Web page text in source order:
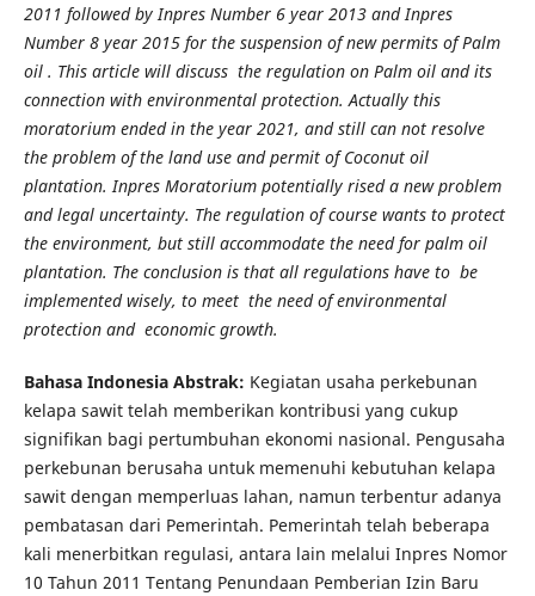
2011 followed by Inpres Number 6 year 2013 and Inpres
Number 8 year 2015 for the suspension of new permits of Palm
oil . This article will discuss the regulation on Palm oil and its
connection with environmental protection. Actually this
moratorium ended in the year 2021, and still can not resolve
the problem of the land use and permit of Coconut oil
plantation. Inpres Moratorium potentially rised a new problem
and legal uncertainty. The regulation of course wants to protect
the environment, but still accommodate the need for palm oil
plantation. The conclusion is that all regulations have to be
implemented wisely, to meet the need of environmental
protection and economic growth.
Bahasa Indonesia Abstrak: Kegiatan usaha perkebunan
kelapa sawit telah memberikan kontribusi yang cukup
signifikan bagi pertumbuhan ekonomi nasional. Pengusaha
perkebunan berusaha untuk memenuhi kebutuhan kelapa
sawit dengan memperluas lahan, namun terbentur adanya
pembatasan dari Pemerintah. Pemerintah telah beberapa
kali menerbitkan regulasi, antara lain melalui Inpres Nomor
10 Tahun 2011 Tentang Penundaan Pemberian Izin Baru